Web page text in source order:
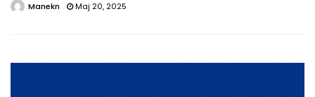
Manekn Maj 20, 2025